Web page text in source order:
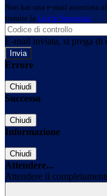
Non hai una e-mail associata
tramite la Login Spaggiari
E-mail inviata, si prega di
Errore
Chiudi
Successo
Chiudi
Informazione
Chiudi
Attendere...
Attendere il